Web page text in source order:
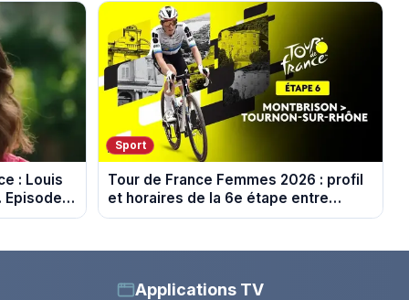
: Louis
Episode
Sport
Tour de France Femmes 2026 : profil
et horaires de la 6e étape entre
Montbrison et Tournon-sur-Rhône
Applications TV